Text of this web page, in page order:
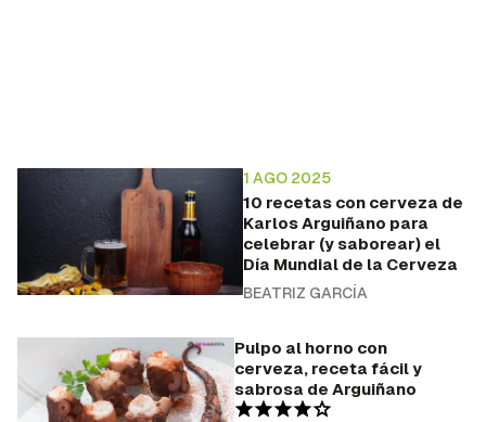
1 AGO 2025
10 recetas con cerveza de
Karlos Arguiñano para
celebrar (y saborear) el
Día Mundial de la Cerveza
BEATRIZ GARCÍA
Pulpo al horno con
cerveza, receta fácil y
sabrosa de Arguiñano